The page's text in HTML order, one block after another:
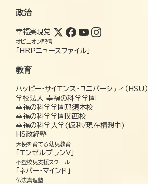
政治
幸福実現党
オピニオン配信
「HRPニュースファイル」
教育
ハッピー・サイエンス・ユニバーシティ（HSU）
学校法人 幸福の科学学園
幸福の科学学園那須本校
幸福の科学学園関西校
幸福の科学大学(仮称/現在構想中)
HS政経塾
天使を育てる幼児教育
「エンゼルプランV」
不登校児支援スクール
「ネバー・マインド」
仏法真理塾